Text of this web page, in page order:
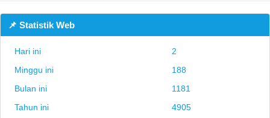
📌 Statistik Web
Hari ini
2
Minggu ini
188
Bulan ini
1181
Tahun ini
4905